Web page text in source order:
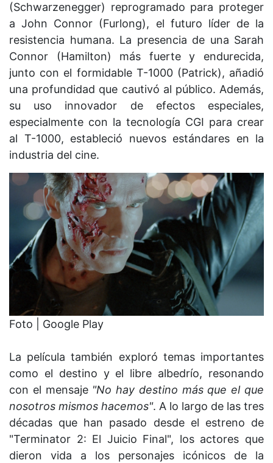
(Schwarzenegger) reprogramado para proteger
a John Connor (Furlong), el futuro líder de la
resistencia humana. La presencia de una Sarah
Connor (Hamilton) más fuerte y endurecida,
junto con el formidable T-1000 (Patrick), añadió
una profundidad que cautivó al público. Además,
su uso innovador de efectos especiales,
especialmente con la tecnología CGI para crear
al T-1000, estableció nuevos estándares en la
industria del cine.
Foto | Google Play
La película también exploró temas importantes
como el destino y el libre albedrío, resonando
con el mensaje "No hay destino más que el que
nosotros mismos hacemos". A lo largo de las tres
décadas que han pasado desde el estreno de
"Terminator 2: El Juicio Final", los actores que
dieron vida a los personajes icónicos de la